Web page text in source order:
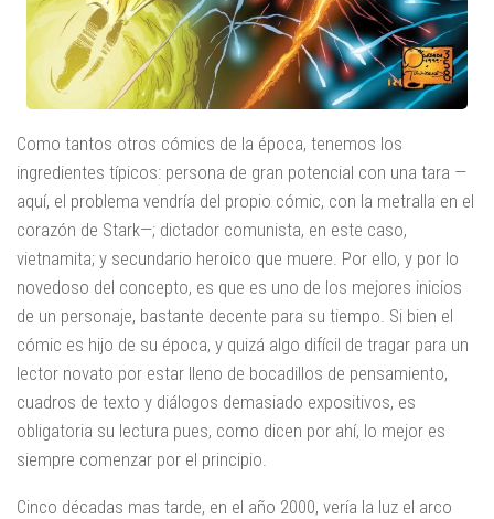
Como tantos otros cómics de la época, tenemos los
ingredientes típicos: persona de gran potencial con una tara —
aquí, el problema vendría del propio cómic, con la metralla en el
corazón de Stark—; dictador comunista, en este caso,
vietnamita; y secundario heroico que muere. Por ello, y por lo
novedoso del concepto, es que es uno de los mejores inicios
de un personaje, bastante decente para su tiempo. Si bien el
cómic es hijo de su época, y quizá algo difícil de tragar para un
lector novato por estar lleno de bocadillos de pensamiento,
cuadros de texto y diálogos demasiado expositivos, es
obligatoria su lectura pues, como dicen por ahí, lo mejor es
siempre comenzar por el principio.
Cinco décadas mas tarde, en el año 2000, vería la luz el arco